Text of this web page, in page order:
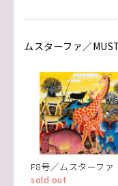
ムスターファ／
F8号／ムスターファ
sold out